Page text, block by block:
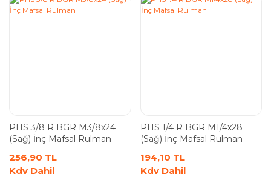
PHS 3/8 R BGR M3/8x24
(Sağ) İnç Mafsal Rulman
256,90 TL
Kdv Dahil
PHS 1/4 R BGR M1/4x28
(Sağ) İnç Mafsal Rulman
194,10 TL
Kdv Dahil